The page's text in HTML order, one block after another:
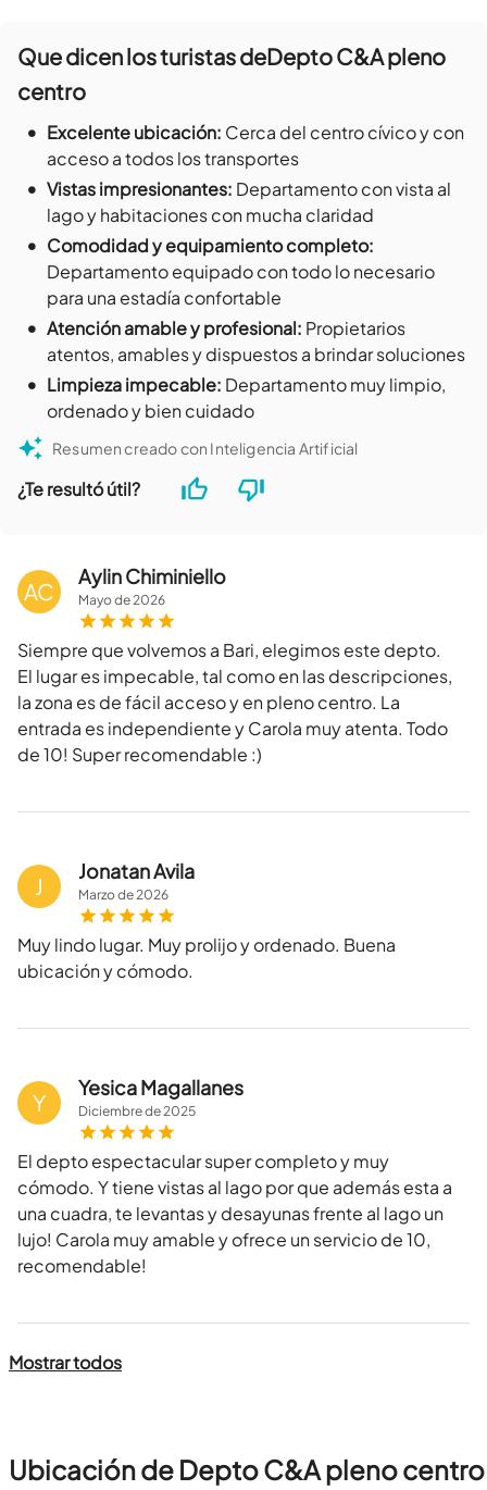
Que dicen los turistas deDepto C&A pleno
centro
• Excelente ubicación: Cerca del centro cívico y con
acceso a todos los transportes
• Vistas impresionantes: Departamento con vista al
lago y habitaciones con mucha claridad
• Comodidad y equipamiento completo:
Departamento equipado con todo lo necesario
para una estadía confortable
• Atención amable y profesional: Propietarios
atentos, amables y dispuestos a brindar soluciones
• Limpieza impecable: Departamento muy limpio,
ordenado y bien cuidado
Resumen creado con Inteligencia Artificial
¿Te resultó útil?
AC
Aylin Chiminiello
Mayode2026
Siempre que volvemos a Bari, elegimos este depto.
El lugar es impecable, tal como en las descripciones,
la zona es de fácil acceso y en pleno centro. La
entrada es independiente y Carola muy atenta. Todo
de 10! Super recomendable :)
J
Jonatan Avila
Marzode2026
Muy lindo lugar. Muy prolijo y ordenado. Buena
ubicación y cómodo.
Y
Yesica Magallanes
Diciembrede2025
El depto espectacular super completo y muy
cómodo. Y tiene vistas al lago por que además esta a
una cuadra, te levantas y desayunas frente al lago un
lujo! Carola muy amable y ofrece un servicio de 10,
recomendable!
Mostrar todos
Ubicación de Depto C&A pleno centro